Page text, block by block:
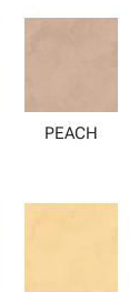
PEACH